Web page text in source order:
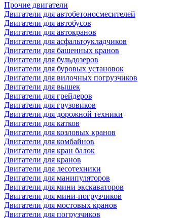
Прочие двигатели
Двигатели для автобетоносмесителей
Двигатели для автобусов
Двигатели для автокранов
Двигатели для асфальтоукладчиков
Двигатели для башенных кранов
Двигатели для бульдозеров
Двигатели для буровых установок
Двигатели для вилочных погрузчиков
Двигатели для вышек
Двигатели для грейдеров
Двигатели для грузовиков
Двигатели для дорожной техники
Двигатели для катков
Двигатели для козловых кранов
Двигатели для комбайнов
Двигатели для кран балок
Двигатели для кранов
Двигатели для лесотехники
Двигатели для манипуляторов
Двигатели для мини экскаваторов
Двигатели для мини-погрузчиков
Двигатели для мостовых кранов
Двигатели для погрузчиков